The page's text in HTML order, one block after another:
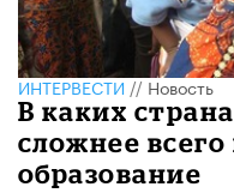
ИНТЕРВЕСТИ//Новость
В каких
сложнее
образование